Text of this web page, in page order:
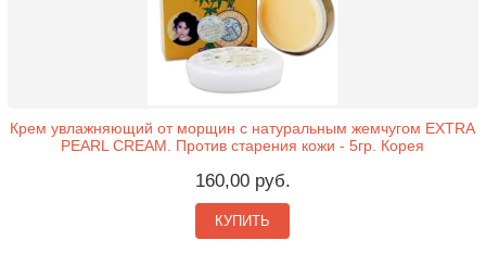
Крем увлажняющий от морщин с натуральным жемчугом EXTRA
PEARL CREAM. Против старения кожи - 5гр. Корея
160,00 руб.
КУПИТЬ